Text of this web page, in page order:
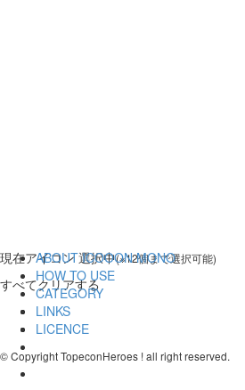
現在アイコン 選択中(※12個まで選択可能)
すべてクリアする
ABOUT ICOOON MONO
HOW TO USE
CATEGORY
LINKS
LICENCE
© Copyright TopeconHeroes ! all right reserved.